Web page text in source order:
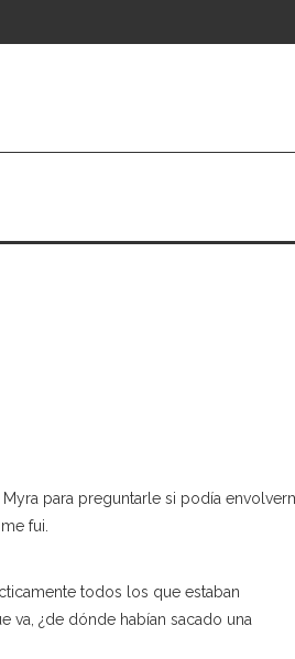
para preguntarle si podía
fui.
todos los que estaban
va, ¿de dónde habían sacado una